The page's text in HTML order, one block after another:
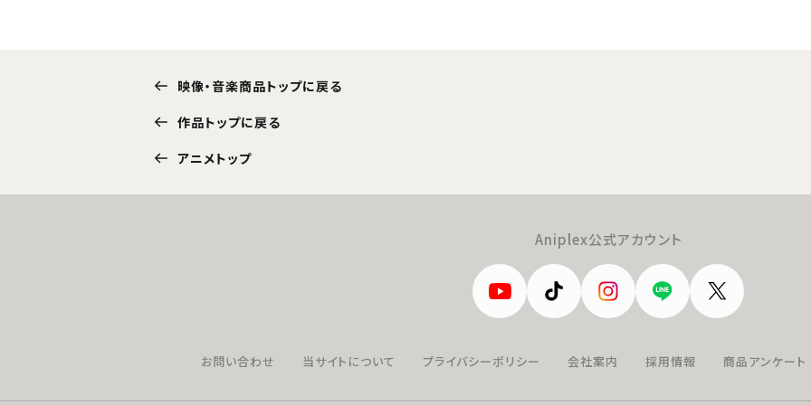
映像・音楽商品トップに戻る
作品トップに戻る
アニメトップ
Aniplex公式アカウント
お問い合わせ 当サイトについて プライバシーポリシー 会社案内 採用情報 商品アンケート